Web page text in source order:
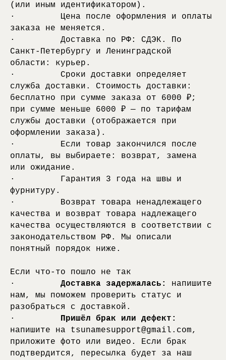
(или иным идентификатором).
· Цена после оформления и оплаты
заказа не меняется.
· Доставка по РФ: СДЭК. По
Санкт-Петербургу и Ленинградской
области: курьер.
· Сроки доставки определяет
служба доставки. Стоимость доставки:
бесплатно при сумме заказа от 6000 ₽;
при сумме меньше 6000 ₽ — по тарифам
службы доставки (отображается при
оформлении заказа).
· Если товар закончился после
оплаты, вы выбираете: возврат, замена
или ожидание.
· Гарантия 3 года на швы и
фурнитуру.
· Возврат товара ненадлежащего
качества и возврат товара надлежащего
качества осуществляются в соответствии с
законодательством РФ. Мы описали
понятный порядок ниже.
Если что-то пошло не так
· Доставка задержалась: напишите
нам, мы поможем проверить статус и
разобраться с доставкой.
· Пришёл брак или дефект:
напишите на tsunamesupport@gmail.com,
приложите фото или видео. Если брак
подтвердится, пересылка будет за наш